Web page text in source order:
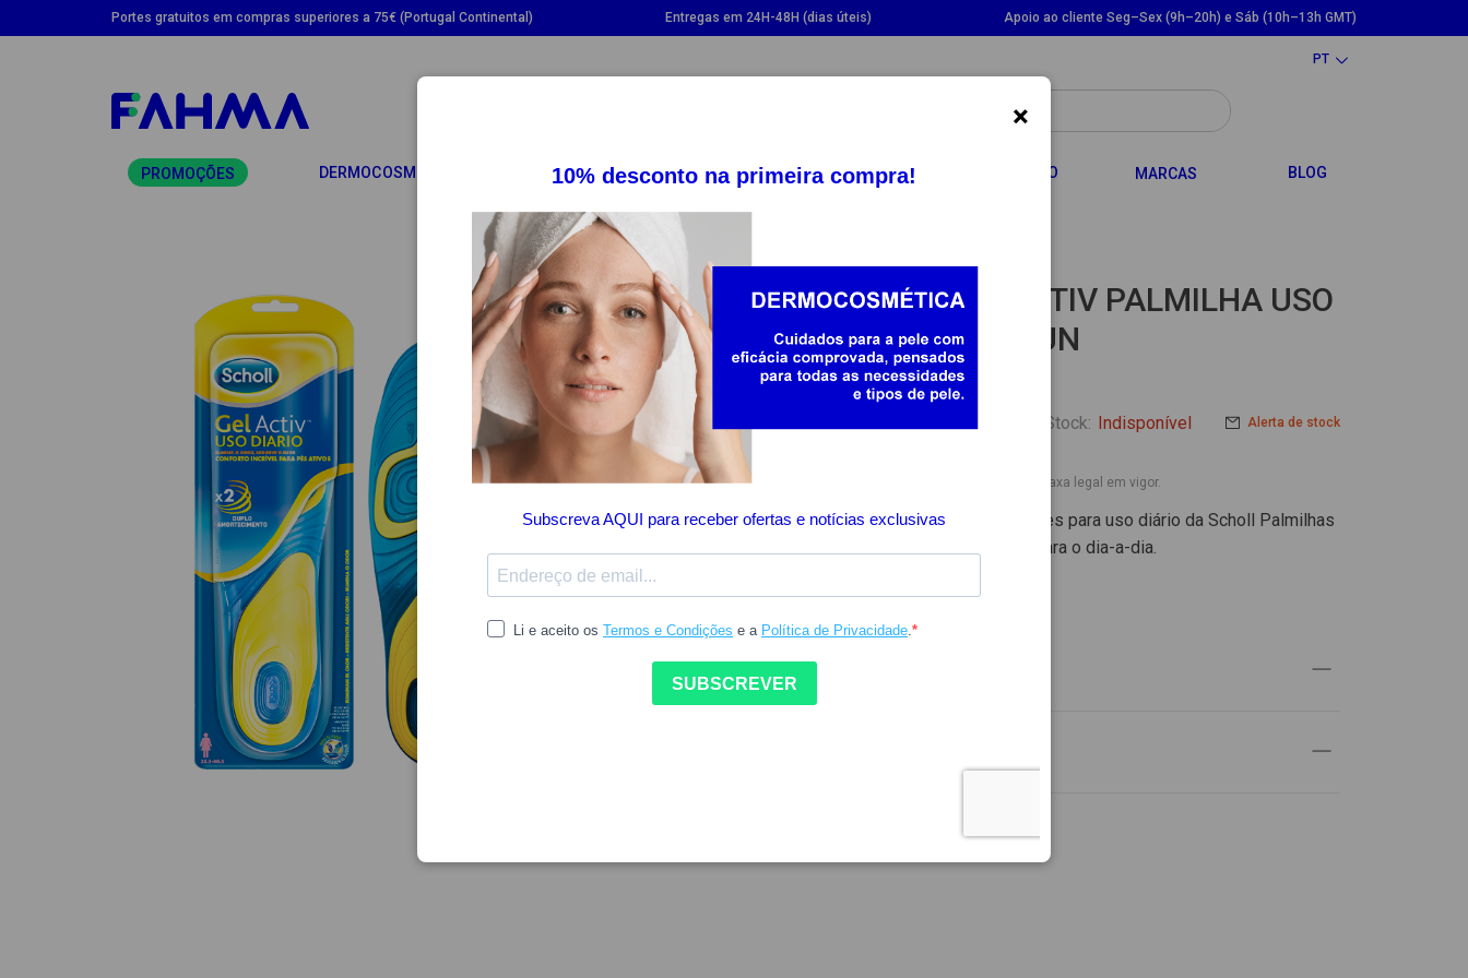
Portes gratuitos em compras superiores a 75€ (Portugal Continental) Entregas em 24H-48H (dias úteis) Apoio ao cliente Seg–Sex (9h–20h) e Sáb (10h–13h GMT)
PT
PROMOÇÕES DERMOCOSMÉTICA TOGGLE DROPDOWN
SUPLEMENTOSTOGGLE DROPDOWN
SAÚDETOGGLE DROPDOWN
BEBÉ E MAMÃ TOGGLE DROPDOWN
CABELOTOGGLE DROPDOWN
MARCAS BLOG
DR SCHOLL GELACTIV PALMILHA USO
DIARIO MULHER 2UN
7041236
14.01 18.03 Stock: Indisponível Alerta de stock
O valor riscado representa o PVP. Inclui IVA à taxa legal em vigor.
As solas de gel Gelactiv das mulheres para uso diário da Scholl Palmilhas
Gelactiv Scholl para Mulher, ideais para o dia-a-dia.
Indisponível
DETALHES DO PRODUTO
×